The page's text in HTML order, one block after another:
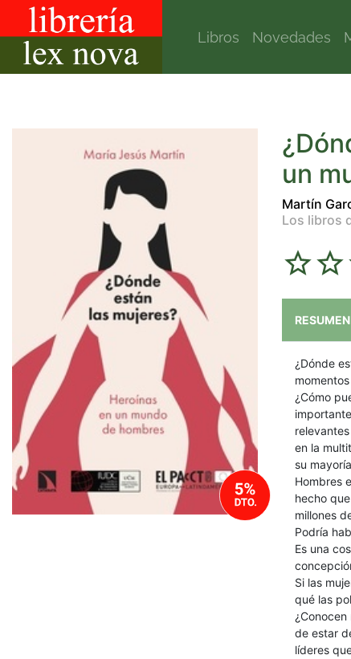
Libros Novedades
un
Martín
Los libros
RESUMEN
¿Dónde
¿Cómo
en la
su
Hombres
hecho
millones
Podría
Es una
Si las
qué las
de estar
líderes